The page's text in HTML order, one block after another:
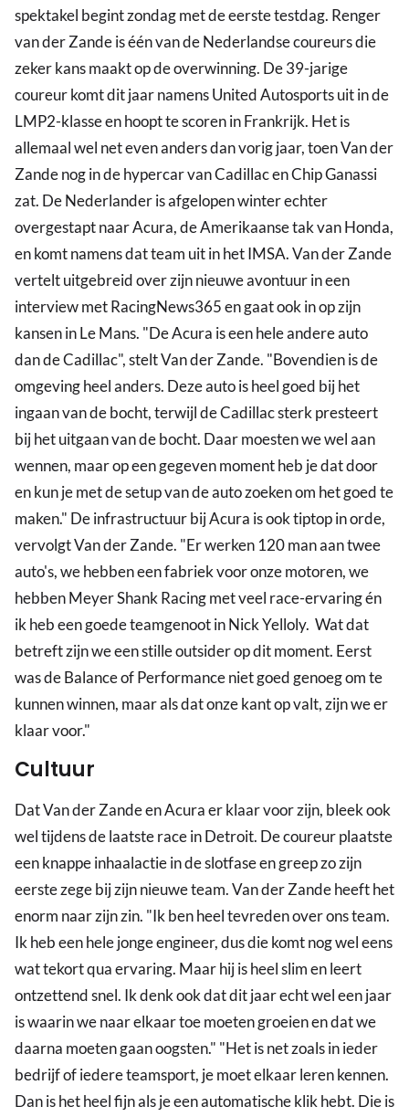
spektakel begint zondag met de eerste testdag. Renger
van der Zande is één van de Nederlandse coureurs die
zeker kans maakt op de overwinning. De 39-jarige
coureur komt dit jaar namens United Autosports uit in de
LMP2-klasse en hoopt te scoren in Frankrijk. Het is
allemaal wel net even anders dan vorig jaar, toen Van der
Zande nog in de hypercar van Cadillac en Chip Ganassi
zat. De Nederlander is afgelopen winter echter
overgestapt naar Acura, de Amerikaanse tak van Honda,
en komt namens dat team uit in het IMSA. Van der Zande
vertelt uitgebreid over zijn nieuwe avontuur in een
interview met RacingNews365 en gaat ook in op zijn
kansen in Le Mans. "De Acura is een hele andere auto
dan de Cadillac", stelt Van der Zande. "Bovendien is de
omgeving heel anders. Deze auto is heel goed bij het
ingaan van de bocht, terwijl de Cadillac sterk presteert
bij het uitgaan van de bocht. Daar moesten we wel aan
wennen, maar op een gegeven moment heb je dat door
en kun je met de setup van de auto zoeken om het goed te
maken." De infrastructuur bij Acura is ook tiptop in orde,
vervolgt Van der Zande. "Er werken 120 man aan twee
auto's, we hebben een fabriek voor onze motoren, we
hebben Meyer Shank Racing met veel race-ervaring én
ik heb een goede teamgenoot in Nick Yelloly. Wat dat
betreft zijn we een stille outsider op dit moment. Eerst
was de Balance of Performance niet goed genoeg om te
kunnen winnen, maar als dat onze kant op valt, zijn we er
klaar voor."
Cultuur
Dat Van der Zande en Acura er klaar voor zijn, bleek ook
wel tijdens de laatste race in Detroit. De coureur plaatste
een knappe inhaalactie in de slotfase en greep zo zijn
eerste zege bij zijn nieuwe team. Van der Zande heeft het
enorm naar zijn zin. "Ik ben heel tevreden over ons team.
Ik heb een hele jonge engineer, dus die komt nog wel eens
wat tekort qua ervaring. Maar hij is heel slim en leert
ontzettend snel. Ik denk ook dat dit jaar echt wel een jaar
is waarin we naar elkaar toe moeten groeien en dat we
daarna moeten gaan oogsten." "Het is net zoals in ieder
bedrijf of iedere teamsport, je moet elkaar leren kennen.
Dan is het heel fijn als je een automatische klik hebt. Die is